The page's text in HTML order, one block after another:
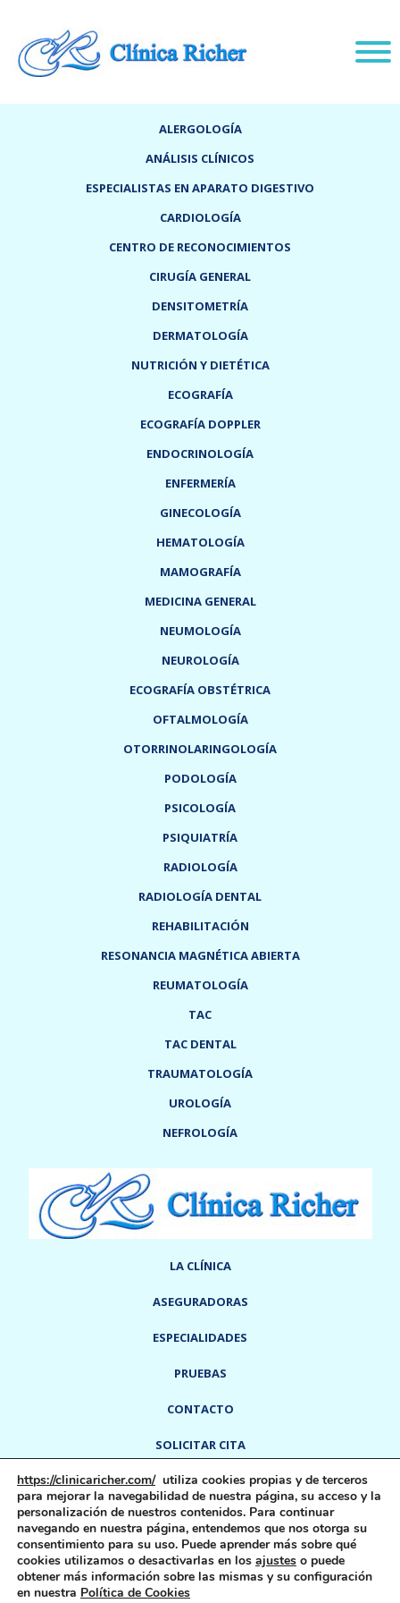
ALERGOLOGÍA
ANÁLISIS CLÍNICOS
ESPECIALISTAS EN APARATO DIGESTIVO
CARDIOLOGÍA
CENTRO DE RECONOCIMIENTOS
CIRUGÍA GENERAL
DENSITOMETRÍA
DERMATOLOGÍA
NUTRICIÓN Y DIETÉTICA
ECOGRAFÍA
ECOGRAFÍA DOPPLER
ENDOCRINOLOGÍA
ENFERMERÍA
GINECOLOGÍA
HEMATOLOGÍA
MAMOGRAFÍA
MEDICINA GENERAL
NEUMOLOGÍA
NEUROLOGÍA
ECOGRAFÍA OBSTÉTRICA
OFTALMOLOGÍA
OTORRINOLARINGOLOGÍA
PODOLOGÍA
PSICOLOGÍA
PSIQUIATRÍA
RADIOLOGÍA
RADIOLOGÍA DENTAL
REHABILITACIÓN
RESONANCIA MAGNÉTICA ABIERTA
REUMATOLOGÍA
TAC
TAC DENTAL
TRAUMATOLOGÍA
UROLOGÍA
NEFROLOGÍA
LA CLÍNICA
ASEGURADORAS
ESPECIALIDADES
PRUEBAS
CONTACTO
SOLICITAR CITA
918 91 55 91 -
info@clinicaricher.com
Calle Del Rey, 628300Aranjuez,Madrid,España
Aviso Legal Política De Cookies Política De Privacidad
https://clinicaricher.com/utiliza cookies propias y de terceros
para mejorar la navegabilidad de nuestra página, su acceso y la
personalización de nuestros contenidos. Para continuar
navegando en nuestra página, entendemos que nos otorga su
consentimiento para su uso. Puede aprender más sobre qué
cookies utilizamos o desactivarlas en los ajustes o puede
obtener más información sobre las mismas y su configuración
en nuestra Política de Cookies